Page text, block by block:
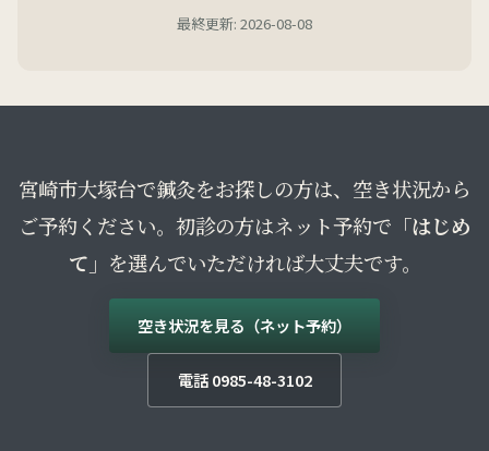
最終更新: 2026-08-08
宮崎市大塚台で鍼灸をお探しの方は、空き状況から
ご予約ください。初診の方はネット予約で 「はじめ
て」 を選んでいただければ大丈夫です。
空き状況を見る（ネット予約）
電話 0985-48-3102